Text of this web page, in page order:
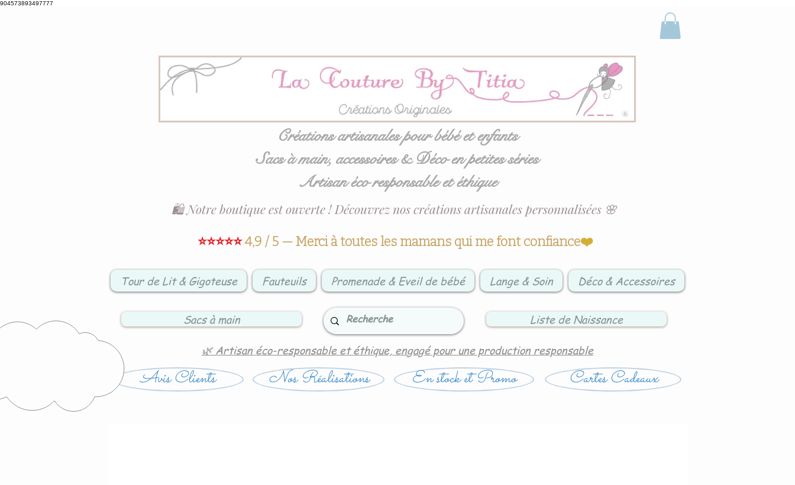
904573893497777
Créations artisanales pour bébé et enfants
Sacs à main, accessoires & Déco en petites séries
Artisan éco responsable et éthique
⭐⭐⭐⭐⭐4,9 / 5 — Merci à toutes les mamans qui me font confiance❤️
🛍️ Notre boutique est ouverte ! Découvrez nos créations artisanales personnalisées 🌸
Tour de Lit & Gigoteuse Fauteuils Promenade & Eveil de bébé Lange & Soin Déco & Accessoires
Sacs à main Liste de Naissance
🌿 Artisan éco-responsable et éthique, engagé pour une production responsable
Avis Clients Nos Réalisations En stock et Promo Cartes Cadeaux